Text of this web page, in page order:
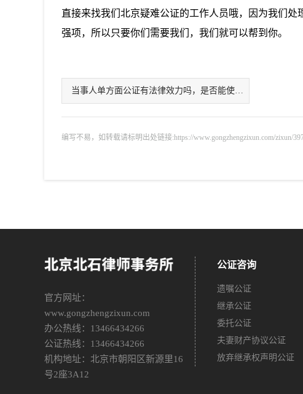
直接来找我们北京疑难公证的工作人员哦，因为我们
强项，所以只要你们需要我们，我们就可以帮到你。
当事人单方面公证有法律效力吗，是否能使用？
编写不易，如转载请标明出处链接:https://www.gongzhengzixun.com/zixun/
官方网址：
www.gongzhengzixun.com
办公热线：13466434266
公证热线：13466434266
机构地址：北京市朝阳区新源里16
号2座3A12
公证咨询
遗嘱公证
继承公证
委托公证
夫妻财产协议公证
放弃继承权声明公证